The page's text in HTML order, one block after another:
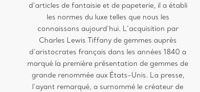
d’articles de fantaisie et de papeterie, il a établi
les normes du luxe telles que nous les
connaissons aujourd’hui. L’acquisition par
Charles Lewis Tiffany de gemmes auprès
d’aristocrates français dans les années 1840 a
marqué la première présentation de gemmes de
grande renommée aux États-Unis. La presse,
l’ayant remarqué, a surnommé le créateur de